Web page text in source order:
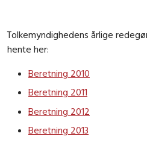
Tolkemyndighedens årlige
hente her:
Beretning 2010
Beretning 2011
Beretning 2012
Beretning 2013